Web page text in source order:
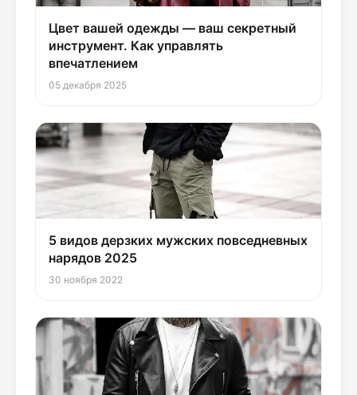
Цвет вашей одежды — ваш секретный
инструмент. Как управлять
впечатлением
05 декабря 2025
5 видов дерзких мужских повседневных
нарядов 2025
30 ноября 2022